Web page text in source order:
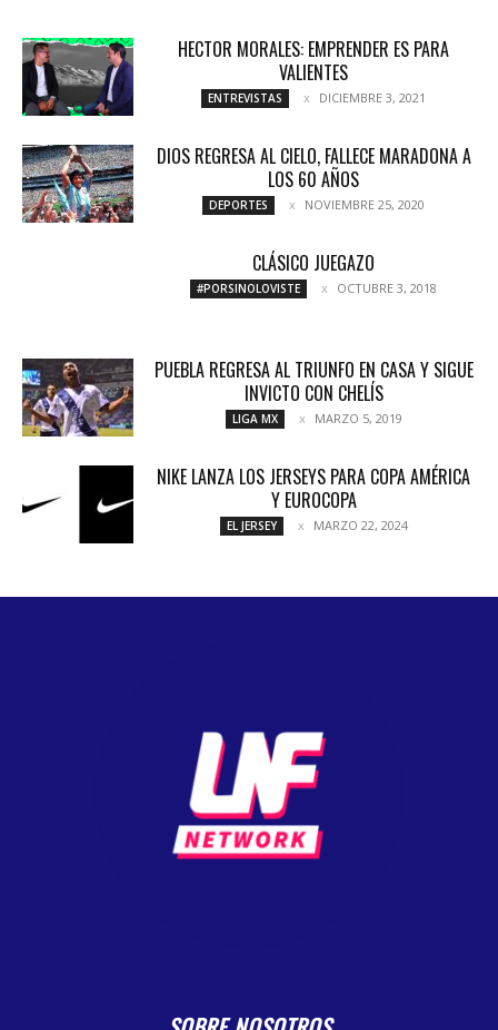
HECTOR MORALES: EMPRENDER ES PARA
VALIENTES
ENTREVISTAS DICIEMBRE 3, 2021
DIOS REGRESA AL CIELO, FALLECE MARADONA A
LOS 60 AÑOS
DEPORTES NOVIEMBRE 25, 2020
CLÁSICO JUEGAZO
#PORSINOLOVISTE OCTUBRE 3, 2018
PUEBLA REGRESA AL TRIUNFO EN CASA Y SIGUE
INVICTO CON CHELÍS
LIGA MX MARZO 5, 2019
NIKE LANZA LOS JERSEYS PARA COPA AMÉRICA
Y EUROCOPA
EL JERSEY MARZO 22, 2024